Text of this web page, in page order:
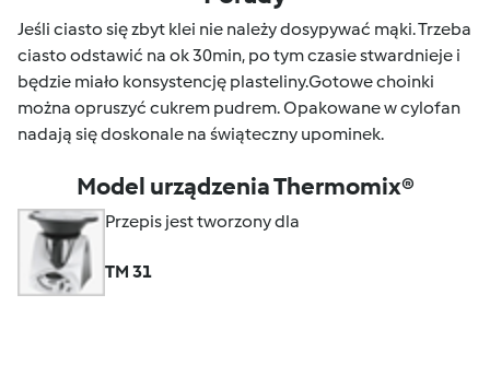
Jeśli ciasto się zbyt klei nie należy dosypywać mąki. Trzeba
ciasto odstawić na ok 30min, po tym czasie stwardnieje i
będzie miało konsystencję plasteliny.Gotowe choinki
można opruszyć cukrem pudrem. Opakowane w cylofan
nadają się doskonale na świąteczny upominek.
Model urządzenia Thermomix®
Przepis jest tworzony dla
TM 31